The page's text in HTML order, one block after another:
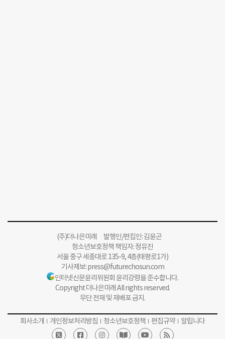
(주)더나은미래 발행인/편집인: 김윤곤
청소년보호정책 책임자: 정유진
서울 중구 세종대로 135-9, 4층(태평로1가)
기사제보:press@futurechosun.com
인터넷신문윤리위원회 윤리강령을 준수합니다.
Copyright 더나은미래 All rights reserved.
무단 전재 및 재배포 금지.
회사소개 개인정보처리방침 청소년보호정책 편집규약 알립니다